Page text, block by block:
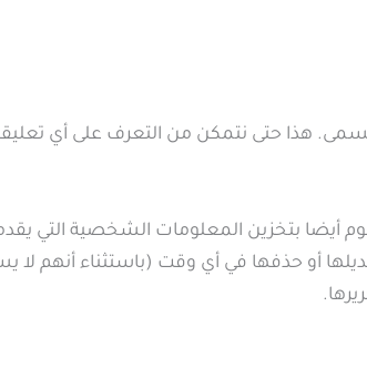
مسمى. هذا حتى نتمكن من التعرف على أي
أيضا بتخزين المعلومات الشخصية التي
أو حذفها في أي وقت (باستثناء أنهم